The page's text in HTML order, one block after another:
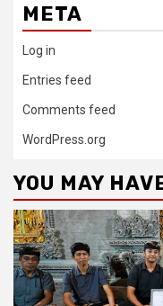
META
Log in
Entries feed
Comments feed
WordPress.org
YOU MAY